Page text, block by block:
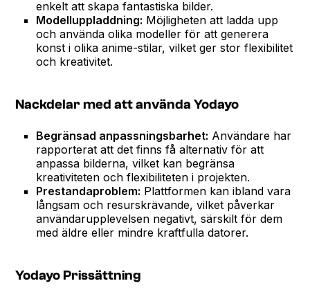
enkelt att skapa fantastiska bilder.
Modelluppladdning: Möjligheten att ladda upp
och använda olika modeller för att generera
konst i olika anime-stilar, vilket ger stor flexibilitet
och kreativitet.
Nackdelar med att använda Yodayo
Begränsad anpassningsbarhet: Användare har
rapporterat att det finns få alternativ för att
anpassa bilderna, vilket kan begränsa
kreativiteten och flexibiliteten i projekten.
Prestandaproblem: Plattformen kan ibland vara
långsam och resurskrävande, vilket påverkar
användarupplevelsen negativt, särskilt för dem
med äldre eller mindre kraftfulla datorer.
Yodayo Prissättning